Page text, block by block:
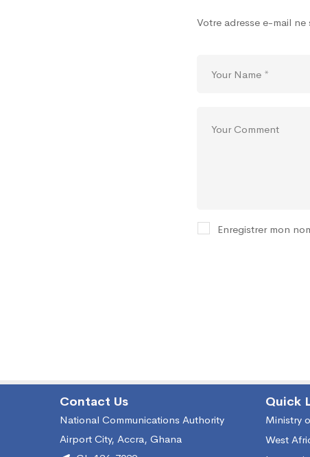
DES
(TCRA)
Votre adresse e-mail
Enregistrer mon
Contact Us
National Communications Authority
Airport City, Accra, Ghana
Quick
Ministry
West